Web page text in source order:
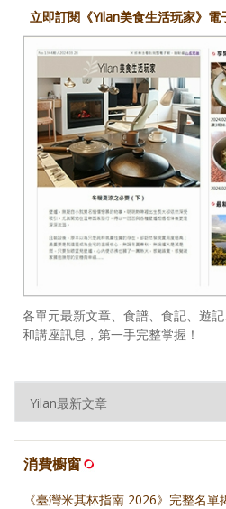
立即訂閱《Yilan美食生活玩家》電
各單元最新文章、食譜、食記、遊
和講座訊息，第一手完整掌握！
消費櫥窗
《臺灣米其林指南 2026》完整名